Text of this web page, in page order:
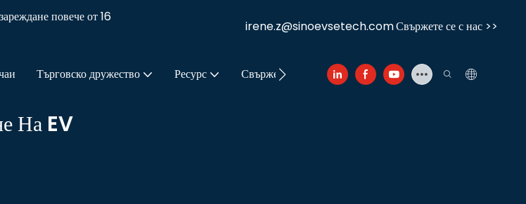
повече от 16
irene.z@sinoevsetech.comСвържете се с нас >>
Търговско дружество Ресурс Свържете се с нас
На EV